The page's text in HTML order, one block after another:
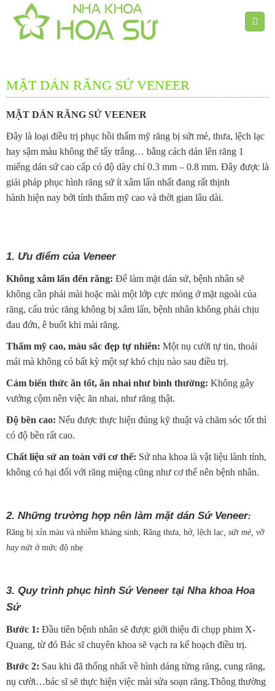
Chuyển
MẶT DÁN RĂNG SỨ VENEER
MẶT DÁN RĂNG SỨ VEENER
Đây là loại điều trị phục hồi thẩm mỹ răng bị sứt mẻ, thưa, lệch lạc
hay sậm màu không thể tẩy trắng… bằng cách dán lên răng 1
miếng dán sứ cao cấp có độ dày chỉ 0.3 mm – 0.8 mm. Đây được là
giải pháp phục hình răng sứ ít xâm lấn nhất đang rất thịnh
hành hiện nay bởi tính thẩm mỹ cao và thời gian lâu dài.
1. Ưu điểm của Veneer
Không xâm lấn đến răng: Để làm mặt dán sứ, bệnh nhân sẽ
không cần phải mài hoặc mài một lớp cực mỏng ở mặt ngoài của
răng, cấu trúc răng không bị xâm lấn, bệnh nhân không phải chịu
đau đớn, ê buốt khi mài răng.
Thẩm mỹ cao, màu sắc đẹp tự nhiên: Một nụ cười tự tin, thoải
mái mà không có bất kỳ một sự khó chịu nào sau điều trị.
Cảm biến thức ăn tốt, ăn nhai như bình thường: Không gây
vướng cộm nên việc ăn nhai, như răng thật.
Độ bền cao: Nếu được thực hiện đúng kỹ thuật và chăm sóc tốt thì
có độ bền rất cao.
Chất liệu sứ an toàn với cơ thể: Sứ nha khoa là vật liệu lành tính,
không có hại đối với răng miệng cũng như cơ thể nên bệnh nhân.
2. Những trường hợp nên làm mặt dán Sứ Veneer:
Răng bị xỉn màu và nhiễm kháng sinh; Răng thưa, hở, lệch lạc, sứt mẻ, vỡ
hay nứt ở mức độ nhẹ
3. Quy trình phục hình Sứ Veneer tại Nha khoa Hoa
Sứ
Bước 1: Đầu tiên bệnh nhân sẽ được giới thiệu đi chụp phim X-
Quang, từ đó Bác sĩ chuyên khoa sẽ vạch ra kế hoạch điều trị.
Bước 2: Sau khi đã thống nhất về hình dáng từng răng, cung răng,
nụ cười…bác sĩ sẽ thực hiện việc mài sửa soạn răng.Thông thường